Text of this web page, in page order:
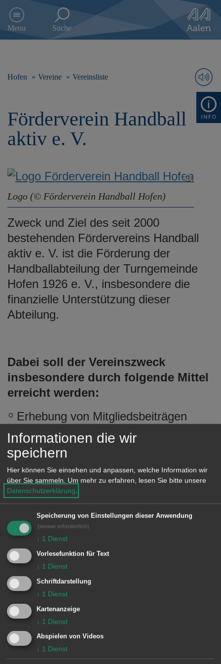
e
p
n
Menu Suche
Hofen Vereine Vereinsliste
Förderverein Handball
aktiv e. V.
Logo (© Förderverein Handball Hofen)
Zweck und Ziel des seit 2000
bestehenden Fördervereins Handball
aktiv e. V. ist die Förderung der
Handballabteilung der Turngemeinde
Hofen 1926 e. V., insbesondere die
finanzielle Unterstützung dieser
Abteilung.
Dabei soll der Vereinszweck
insbesondere durch folgende Mittel
erreicht werden:
Erhebung von Mitgliedsbeiträgen
Spendenaktionen,
Spendenbescheinigung möglich
Organisation von Veranstaltungen
und Vereinsfesten
Unterstützt wurde die
Handballabteilung bereits bei:
der Anschaffung von Spielgeräten
Auslagen für Busfahrten der
Jugendmannschaften
der Durchführung des
Kappelbergturniers
Zuschüssen für die Anschaffung
eines Fahrzeuges
Informationen die wir
speichern
Hier können Sie einsehen und anpassen, welche Information wir
über Sie sammeln. Um mehr zu erfahren, lesen Sie bitte unsere
Datenschutzerklärung.
Speicherung von Einstellungen dieser Anwendung
(immer erforderlich)
↓ 1 Dienst
Vorlesefunktion für Text
↓ 1 Dienst
Schriftdarstellung
↓ 1 Dienst
Kartenanzeige
↓ 1 Dienst
Abspielen von Videos
↓ 1 Dienst